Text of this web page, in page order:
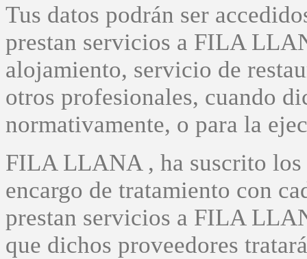
Tus datos podrán ser
prestan servicios a FILA
alojamiento, servicio de
otros profesionales, cuando
normativamente, o para la
FILA LLANA , ha suscrito los
encargo de tratamiento con
prestan servicios a FILA
que dichos proveedores